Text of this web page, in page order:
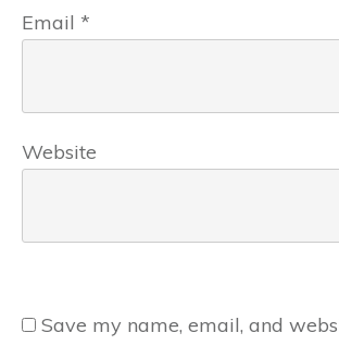
Email *
Website
Save my name, email, and